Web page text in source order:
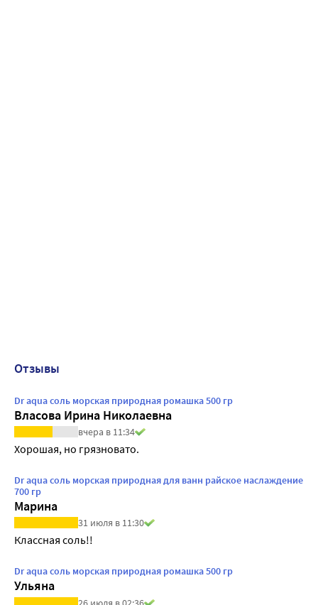
Отзывы
Dr aqua соль морская природная ромашка 500 гр
Власова Ирина Николаевна
вчера в 11:34
Хорошая, но грязновато.
Dr aqua соль морская природная для ванн райское наслаждение
700 гр
Марина
31 июля в 11:30
Классная соль!!
Dr aqua соль морская природная ромашка 500 гр
Ульяна